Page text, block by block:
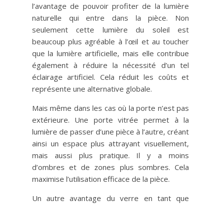
l’avantage de pouvoir profiter de la lumière
naturelle qui entre dans la pièce. Non
seulement cette lumière du soleil est
beaucoup plus agréable à l’œil et au toucher
que la lumière artificielle, mais elle contribue
également à réduire la nécessité d’un tel
éclairage artificiel. Cela réduit les coûts et
représente une alternative globale.
Mais même dans les cas où la porte n’est pas
extérieure. Une porte vitrée permet à la
lumière de passer d’une pièce à l’autre, créant
ainsi un espace plus attrayant visuellement,
mais aussi plus pratique. Il y a moins
d’ombres et de zones plus sombres. Cela
maximise l’utilisation efficace de la pièce.
Un autre avantage du verre en tant que